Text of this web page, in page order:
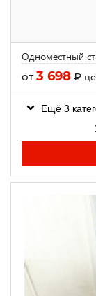
Одноместный
от3 698 ₽
Ещё 3